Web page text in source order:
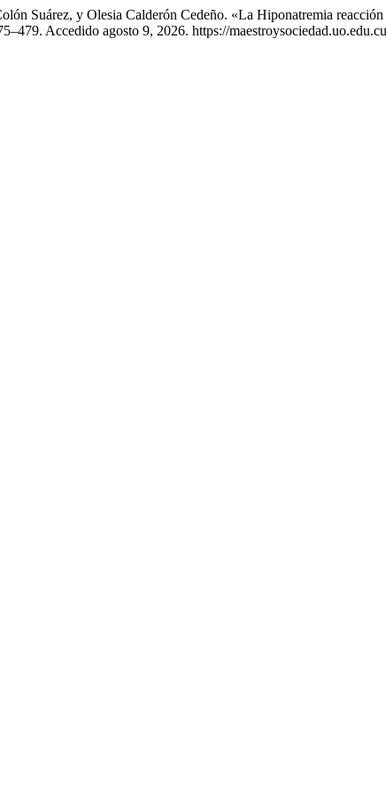
Suárez, y Olesia Calderón Cedeño. «La Hiponatremia
Accedido agosto 9, 2026. https://